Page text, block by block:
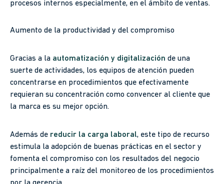
procesos internos especialmente, en el ámbito de ventas.
Aumento de la productividad y del compromiso
Gracias a la automatización y digitalización de una
suerte de actividades, los equipos de atención pueden
concentrarse en procedimientos que efectivamente
requieran su concentración como convencer al cliente que
la marca es su mejor opción.
Además de reducir la carga laboral, este tipo de recurso
estimula la adopción de buenas prácticas en el sector y
fomenta el compromiso con los resultados del negocio
principalmente a raíz del monitoreo de los procedimientos